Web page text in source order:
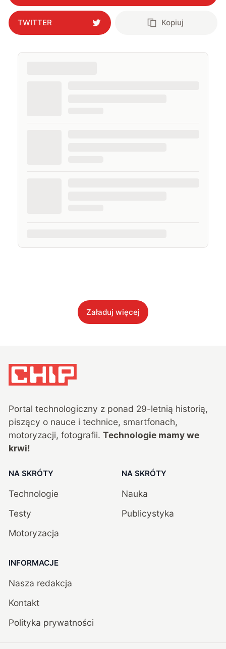
TWITTER Kopiuj
Załaduj więcej
Portal technologiczny z ponad 29-letnią historią,
piszący o nauce i technice, smartfonach,
motoryzacji, fotografii. Technologie mamy we
krwi!
NA SKRÓTY
Technologie
Testy
Motoryzacja
NA SKRÓTY
Nauka
Publicystyka
INFORMACJE
Nasza redakcja
Kontakt
Polityka prywatności